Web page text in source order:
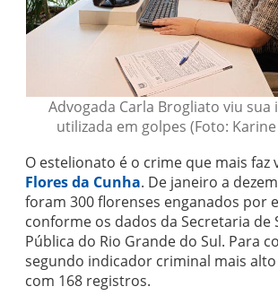
Advogada Carla Brogliato viu sua
utilizada em golpes (Foto: Karine
O estelionato é o crime que mais faz
Flores da Cunha. De janeiro a
foram 300 florenses enganados por
conforme os dados da Secretaria de
Pública do Rio Grande do Sul. Para
segundo indicador criminal mais
com 168 registros.